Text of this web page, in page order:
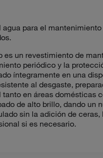
para el
es un revestimiento de
periódico y la
íntegramente en una
al desgaste,
tanto en áreas domésticas
de alto brillo, dando un
sin la adición de
si es necesario.